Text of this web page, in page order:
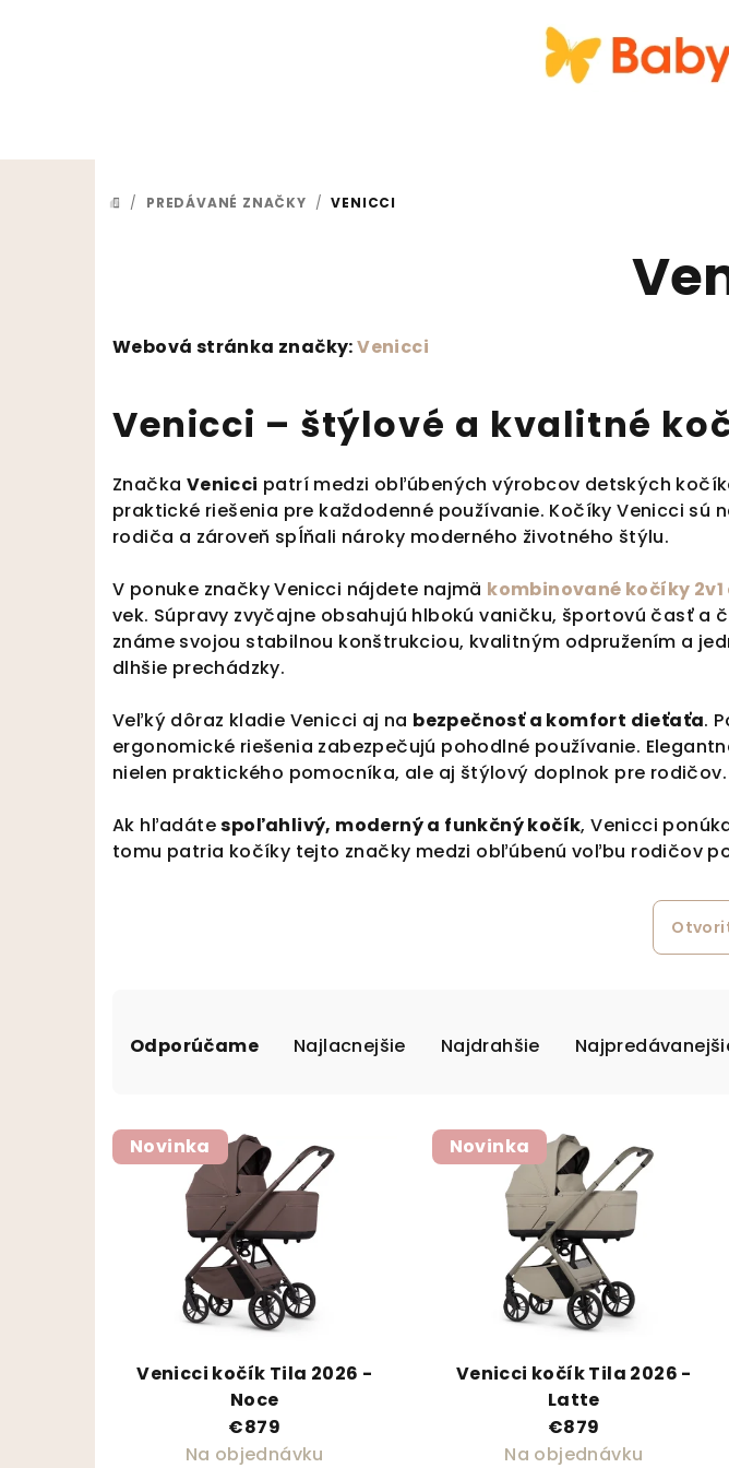
DOMOV
/ PREDÁVANÉ ZNAČKY / VENICCI
Webová stránka značky:Venicci
Venicci – štýlové a kvalitné
Značka Venicci patrí medzi obľúbených výrobcov detských
praktické riešenia pre každodenné používanie. Kočíky Venicci
rodiča a zároveň spĺňali nároky moderného životného štýlu.
V ponuke značky Venicci nájdete najmä kombinované kočíky 2v1
vek. Súpravy zvyčajne obsahujú hlbokú vaničku, športovú časť
známe svojou stabilnou konštrukciou, kvalitným odpružením a
dlhšie prechádzky.
Veľký dôraz kladie Venicci aj na bezpečnosť a komfort dieťaťa.
ergonomické riešenia zabezpečujú pohodlné používanie.
nielen praktického pomocníka, ale aj štýlový doplnok pre rodičov.
Ak hľadátespoľahlivý, moderný a funkčný kočík, Venicci
tomu patria kočíky tejto značky medzi obľúbenú voľbu rodičov
Odporúčame Najlacnejšie Najdrahšie
Výpis produktov
Novinka
Venicci kočík Tila 2026 -
Noce
€879
Na objednávku
Novinka
Venicci kočík Tila 2026 -
Latte
€879
Na objednávku